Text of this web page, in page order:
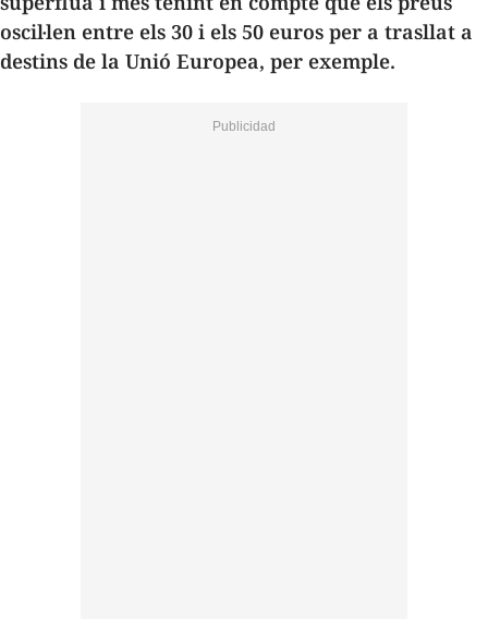
oscil·len entre els 30 i els 50 euros per a trasllat a
destins de la Unió Europea, per exemple.